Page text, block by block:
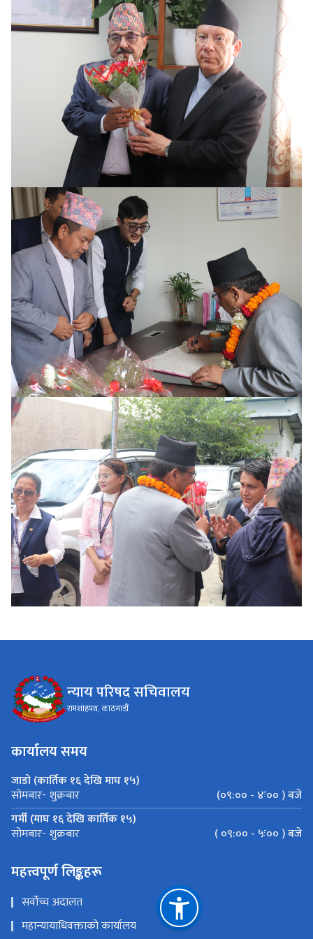
न्याय परिषद सचिवालय
रामशाहपथ, काठमाडौं
कार्यालय समय
जाडो (कार्तिक १६ देखि माघ १५)
सोमबार- शुक्रबार
(०९:०० - ४ः०० ) बजे
गर्मी (माघ १६ देखि कार्तिक १५)
सोमबार- शुक्रबार ( ०९:०० - ५ः०० ) बजे
महत्त्वपूर्ण लिङ्कहरू
सर्वोच्च अदालत
महान्यायाधिवक्ताको कार्यालय